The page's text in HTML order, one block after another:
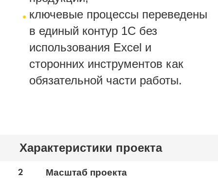
ключевые процессы переведены
в единый контур 1С без
использования Excel и
сторонних инструментов как
обязательной части работы.
Характеристики проекта
2 Масштаб проекта